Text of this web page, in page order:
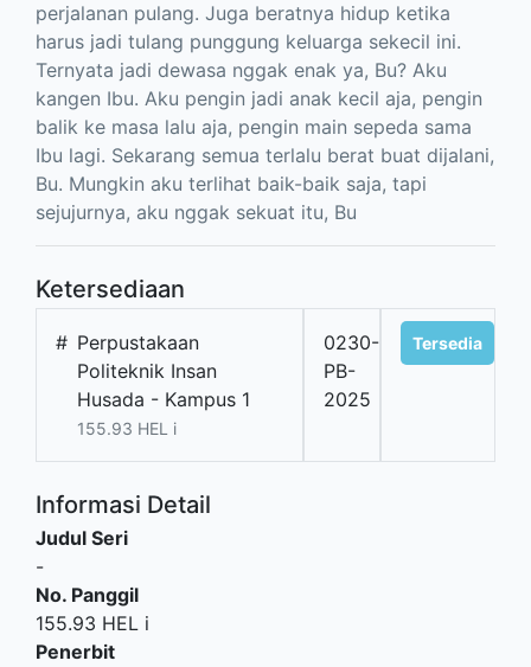
perjalanan pulang. Juga beratnya hidup ketika
harus jadi tulang punggung keluarga sekecil ini.
Ternyata jadi dewasa nggak enak ya, Bu? Aku
kangen Ibu. Aku pengin jadi anak kecil aja, pengin
balik ke masa lalu aja, pengin main sepeda sama
Ibu lagi. Sekarang semua terlalu berat buat dijalani,
Bu. Mungkin aku terlihat baik-baik saja, tapi
sejujurnya, aku nggak sekuat itu, Bu
Ketersediaan
# Perpustakaan
Politeknik Insan
Husada - Kampus 1
155.93 HEL i
0230-
PB-
2025
Tersedia
Informasi Detail
Judul Seri
-
No. Panggil
155.93 HEL i
Penerbit